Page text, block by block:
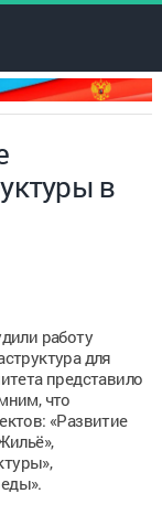
в
работу
для
представило
что
«Развитие